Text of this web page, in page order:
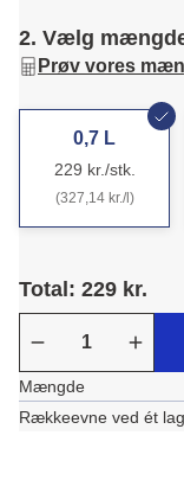
2. Vælg
Prøv vores
0,7 L
229 kr./stk.
(327,14 kr./l)
Total: 229 kr.
Mængde
Rækkeevne ved ét lag